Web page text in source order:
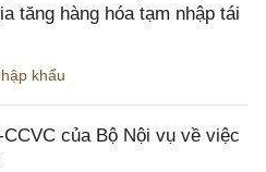
tăng hàng hóa tạm nhập tái
khẩu
của Bộ Nội vụ về việc